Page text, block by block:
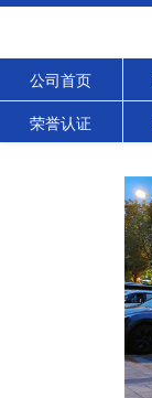
公司首页
荣誉认证